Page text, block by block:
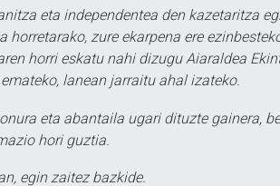
eta independentea den kazetaritza
horretarako, zure ekarpena ere
horri eskatu nahi dizugu Aiaraldea
lanean jarraitu ahal izateko.
eta abantaila ugari dituzte gainera,
hori guztia.
egin zaitez bazkide.